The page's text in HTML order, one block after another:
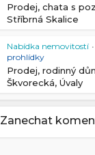
Prodej, chata s
Stříbrná Skalice
Nabídka nemovitostí •
prohlídky
Prodej, rodinný
Škvorecká, Úvaly
Zanechat